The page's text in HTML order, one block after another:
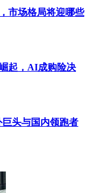
市场格局将迎哪些
起，AI成购险决
巨头与国内领跑者